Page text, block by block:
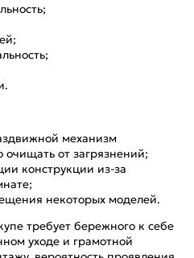
механизм
очищать от загрязнений;
конструкции из-за
некоторых моделей.
требует бережного к себе
уходе и грамотной